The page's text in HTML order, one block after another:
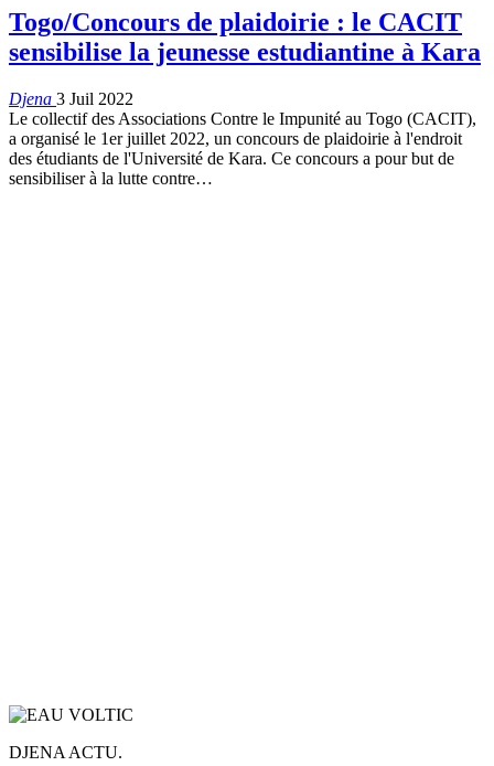
Togo/Concours de plaidoirie : le CACIT
sensibilise la jeunesse estudiantine à Kara
Djena 3 Juil 2022
Le collectif des Associations Contre le Impunité au Togo (CACIT),
a organisé le 1er juillet 2022, un concours de plaidoirie à l'endroit
des étudiants de l'Université de Kara. Ce concours a pour but de
sensibiliser à la lutte contre…
DJENA ACTU.